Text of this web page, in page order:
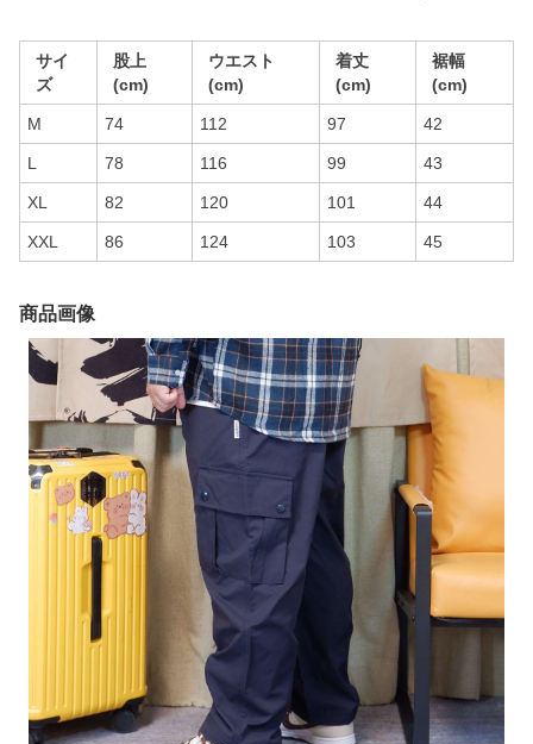
サイ
ズ
股上
(cm)
ウエスト
(cm)
着丈
(cm)
裾幅
(cm)
M 74 112 97 42
L 78 116 99 43
XL 82 120 101 44
XXL 86 124 103 45
商品画像